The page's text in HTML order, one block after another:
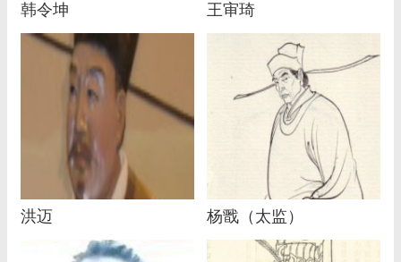
韩令坤 王审琦
洪迈 杨戬（太监）